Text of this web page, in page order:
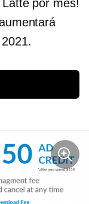
por mês!